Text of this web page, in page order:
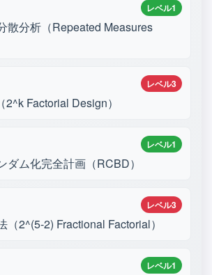
レベル1
散分析（Repeated Measures
レベル3
2^k Factorial Design）
レベル1
ダム化完全計画（RCBD）
レベル3
（2^(5-2) Fractional Factorial）
レベル1